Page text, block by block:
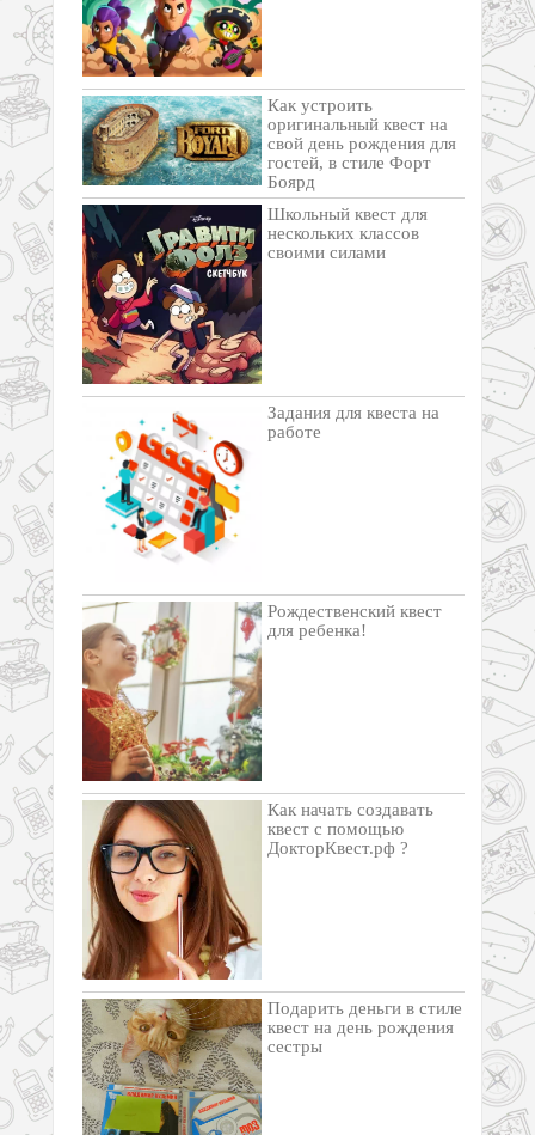
Как устроить
оригинальный квест на
свой день рождения для
гостей, в стиле Форт
Боярд
Школьный квест для
нескольких классов
своими силами
Задания для квеста на
работе
Рождественский квест
для ребенка!
Как начать создавать
квест с помощью
ДокторКвест.рф ?
Подарить деньги в стиле
квест на день рождения
сестры